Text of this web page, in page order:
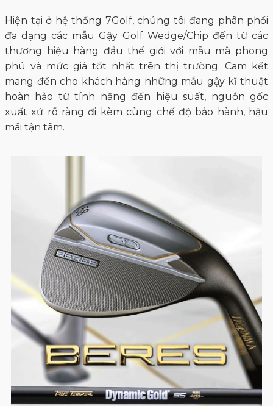
Hiện tại ở hệ thống 7Golf, chúng tôi đang phân phối
đa dạng các mẫu Gậy Golf Wedge/Chip đến từ các
thương hiệu hàng đầu thế giới với mẫu mã phong
phú và mức giá tốt nhất trên thị trường. Cam kết
mang đến cho khách hàng những mẫu gậy kĩ thuật
hoàn hảo từ tính năng đến hiệu suất, nguồn gốc
xuất xứ rõ ràng đi kèm cùng chế độ bảo hành, hậu
mãi tận tâm.